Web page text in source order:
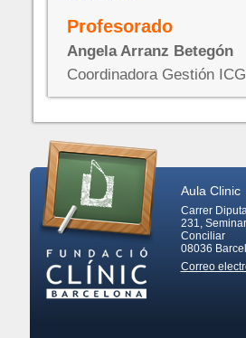
Profesorado
Angela Arranz Betegón
Coordinadora Gestión
Aula Clinic
Carrer
231,
Conciliar
08036
Correo